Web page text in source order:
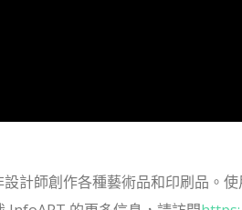
計師創作各種藝術品和印刷品。使